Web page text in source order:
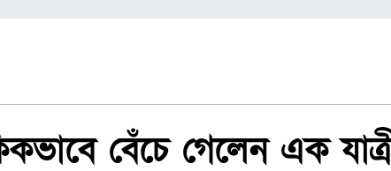
বেঁচে গেলেন এক